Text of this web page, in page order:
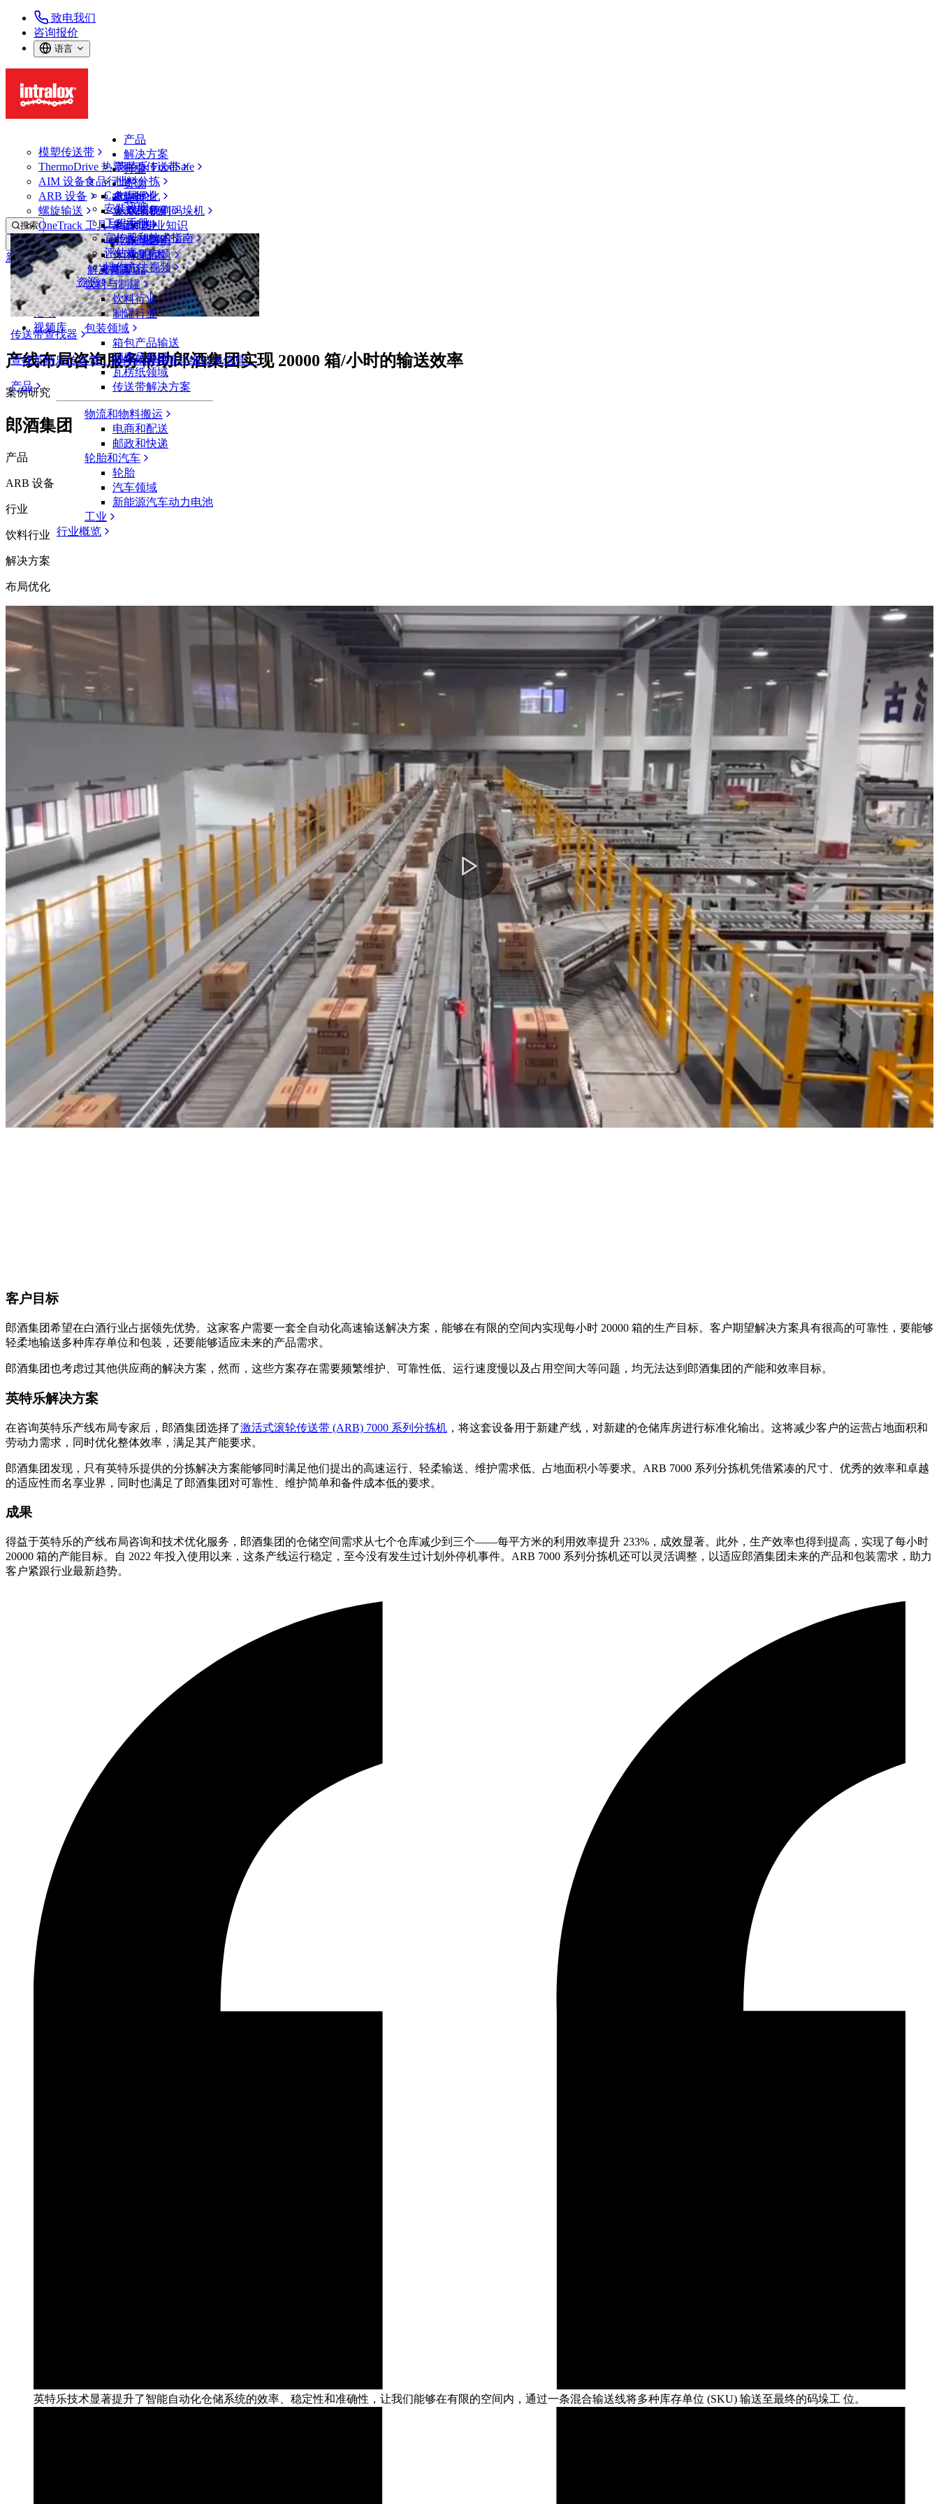
致电我们
咨询报价
语言
产品
模塑传送带
ThermoDrive 热塑驱动传送带
AIM 设备
ARB 设备
螺旋输送
OneTrack 工具与组件
传送带查找器
查找英特乐传送带、部件和附件等详细技术信息。
产品
解决方案
英特乐 FoodSafe
批料分拣
布局优化
从包装机到码垛机
专业知识
服务
技术
解决方案
行业
食品行业
禽肉行业
鱼类和海鲜
果蔬行业
烘焙行业
休闲食品
乳制品
饮料与制罐
饮料行业
制罐行业
包装领域
箱包产品输送
消费品领域
瓦楞纸领域
传送带解决方案
物流和物料搬运
电商和配送
邮政和快递
轮胎和汽车
轮胎
汽车领域
新能源汽车动力电池
工业
行业概览
资源
CalcLab
安装说明
工程手册
宣传册和技术指南
评估表
操作方法视频
资源
支持
联系我们
保证
政策声明
常见问题
支持
搜索
打开菜单
新闻&媒体
新闻与见解
案例研究
活动
视频库
产线布局咨询服务帮助郎酒集团实现 20000 箱/小时的输送效率
案例研究
郎酒集团
产品
ARB 设备
行业
饮料行业
解决方案
布局优化
客户目标
郎酒集团希望在白酒行业占据领先优势。这家客户需要一套全自动化高速输送解决方案，能够在有限的空间内实现每小时 20000 箱的生产目标。客户期望解决方案具有很高的可靠性，要能够
轻柔地输送多种库存单位和包装，还要能够适应未来的产品需求。
郎酒集团也考虑过其他供应商的解决方案，然而，这些方案存在需要频繁维护、可靠性低、运行速度慢以及占用空间大等问题，均无法达到郎酒集团的产能和效率目标。
英特乐解决方案
在咨询英特乐产线布局专家后，郎酒集团选择了激活式滚轮传送带 (ARB) 7000 系列分拣机 ，将这套设备用于新建产线，对新建的仓储库房进行标准化输出。这将减少客户的运营占地面积和
劳动力需求，同时优化整体效率，满足其产能要求。
郎酒集团发现，只有英特乐提供的分拣解决方案能够同时满足他们提出的高速运行、轻柔输送、维护需求低、占地面积小等要求。ARB 7000 系列分拣机凭借紧凑的尺寸、优秀的效率和卓越
的适应性而名享业界，同时也满足了郎酒集团对可靠性、维护简单和备件成本低的要求。
成果
得益于英特乐的产线布局咨询和技术优化服务，郎酒集团的仓储空间需求从七个仓库减少到三个——每平方米的利用效率提升 233%，成效显著。此外，生产效率也得到提高，实现了每小时
20000 箱的产能目标。自 2022 年投入使用以来，这条产线运行稳定，至今没有发生过计划外停机事件。ARB 7000 系列分拣机还可以灵活调整，以适应郎酒集团未来的产品和包装需求，助力
客户紧跟行业最新趋势。
英特乐技术显著提升了智能自动化仓储系统的效率、稳定性和准确性，让我们能够在有限的空间内，通过一条混合输送线将多种库存单位 (SKU) 输送至最终的码垛工 位。